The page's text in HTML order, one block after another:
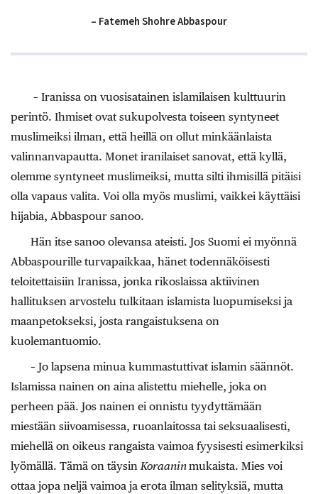
– Fatemeh Shohre Abbaspour
– Iranissa on vuosisatainen islamilaisen kulttuurin
perintö. Ihmiset ovat sukupolvesta toiseen syntyneet
muslimeiksi ilman, että heillä on ollut minkäänlaista
valinnanvapautta. Monet iranilaiset sanovat, että kyllä,
olemme syntyneet muslimeiksi, mutta silti ihmisillä pitäisi
olla vapaus valita. Voi olla myös muslimi, vaikkei käyttäisi
hijabia, Abbaspour sanoo.
Hän itse sanoo olevansa ateisti. Jos Suomi ei myönnä
Abbaspourille turvapaikkaa, hänet todennäköisesti
teloitettaisiin Iranissa, jonka rikoslaissa aktiivinen
hallituksen arvostelu tulkitaan islamista luopumiseksi ja
maanpetokseksi, josta rangaistuksena on
kuolemantuomio.
– Jo lapsena minua kummastuttivat islamin säännöt.
Islamissa nainen on aina alistettu miehelle, joka on
perheen pää. Jos nainen ei onnistu tyydyttämään
miestään siivoamisessa, ruoanlaitossa tai seksuaalisesti,
miehellä on oikeus rangaista vaimoa fyysisesti esimerkiksi
lyömällä. Tämä on täysin Koraaninmukaista. Mies voi
ottaa jopa neljä vaimoa ja erota ilman selityksiä, mutta